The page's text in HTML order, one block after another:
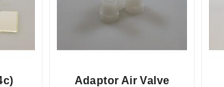
Adaptor Air Valve